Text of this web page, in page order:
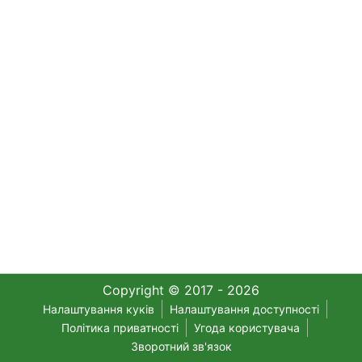
Copyright © 2017 - 2026
Налаштування куків
Налаштування доступності
Політика приватності
Угода користувача
Зворотний зв'язок